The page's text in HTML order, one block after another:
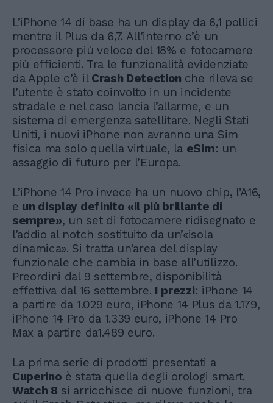
L’iPhone 14 di base ha un display da 6,1 pollici
mentre il Plus da 6,7. All’interno c’è un
processore più veloce del 18% e fotocamere
più efficienti. Tra le funzionalità evidenziate
da Apple c’è il Crash Detection che rileva se
l’utente è stato coinvolto in un incidente
stradale e nel caso lancia l’allarme, e un
sistema di emergenza satellitare. Negli Stati
Uniti, i nuovi iPhone non avranno una Sim
fisica ma solo quella virtuale, la eSim: un
assaggio di futuro per l’Europa.
L’iPhone 14 Pro invece ha un nuovo chip, l’A16,
e un display definito «il più brillante di
sempre», un set di fotocamere ridisegnato e
l’addio al notch sostituito da un’«isola
dinamica». Si tratta un’area del display
funzionale che cambia in base all’utilizzo.
Preordini dal 9 settembre, disponibilità
effettiva dal 16 settembre. I prezzi: iPhone 14
a partire da 1.029 euro, iPhone 14 Plus da 1.179,
iPhone 14 Pro da 1.339 euro, iPhone 14 Pro
Max a partire da1.489 euro.
La prima serie di prodotti presentati a
Cuperino è stata quella degli orologi smart.
Watch 8 si arricchisce di nuove funzioni, tra